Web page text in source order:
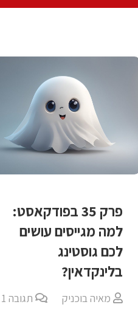
פרק 35 בפודקאסט:
למה מגייסים עושים
לכם גוסטינג
בלינקדאין?
מאיה בוכניק תגובה1